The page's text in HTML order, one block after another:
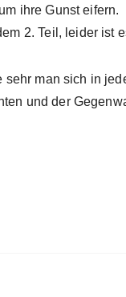
ihre Gunst eifern.
2. Teil, leider ist
man sich in
und der